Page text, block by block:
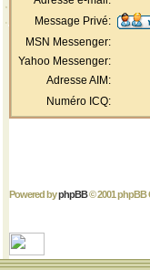
Message Privé:
MSN Messenger:
Yahoo Messenger:
Adresse AIM:
Numéro ICQ:
Powered byphpBB© 2001 phpBB